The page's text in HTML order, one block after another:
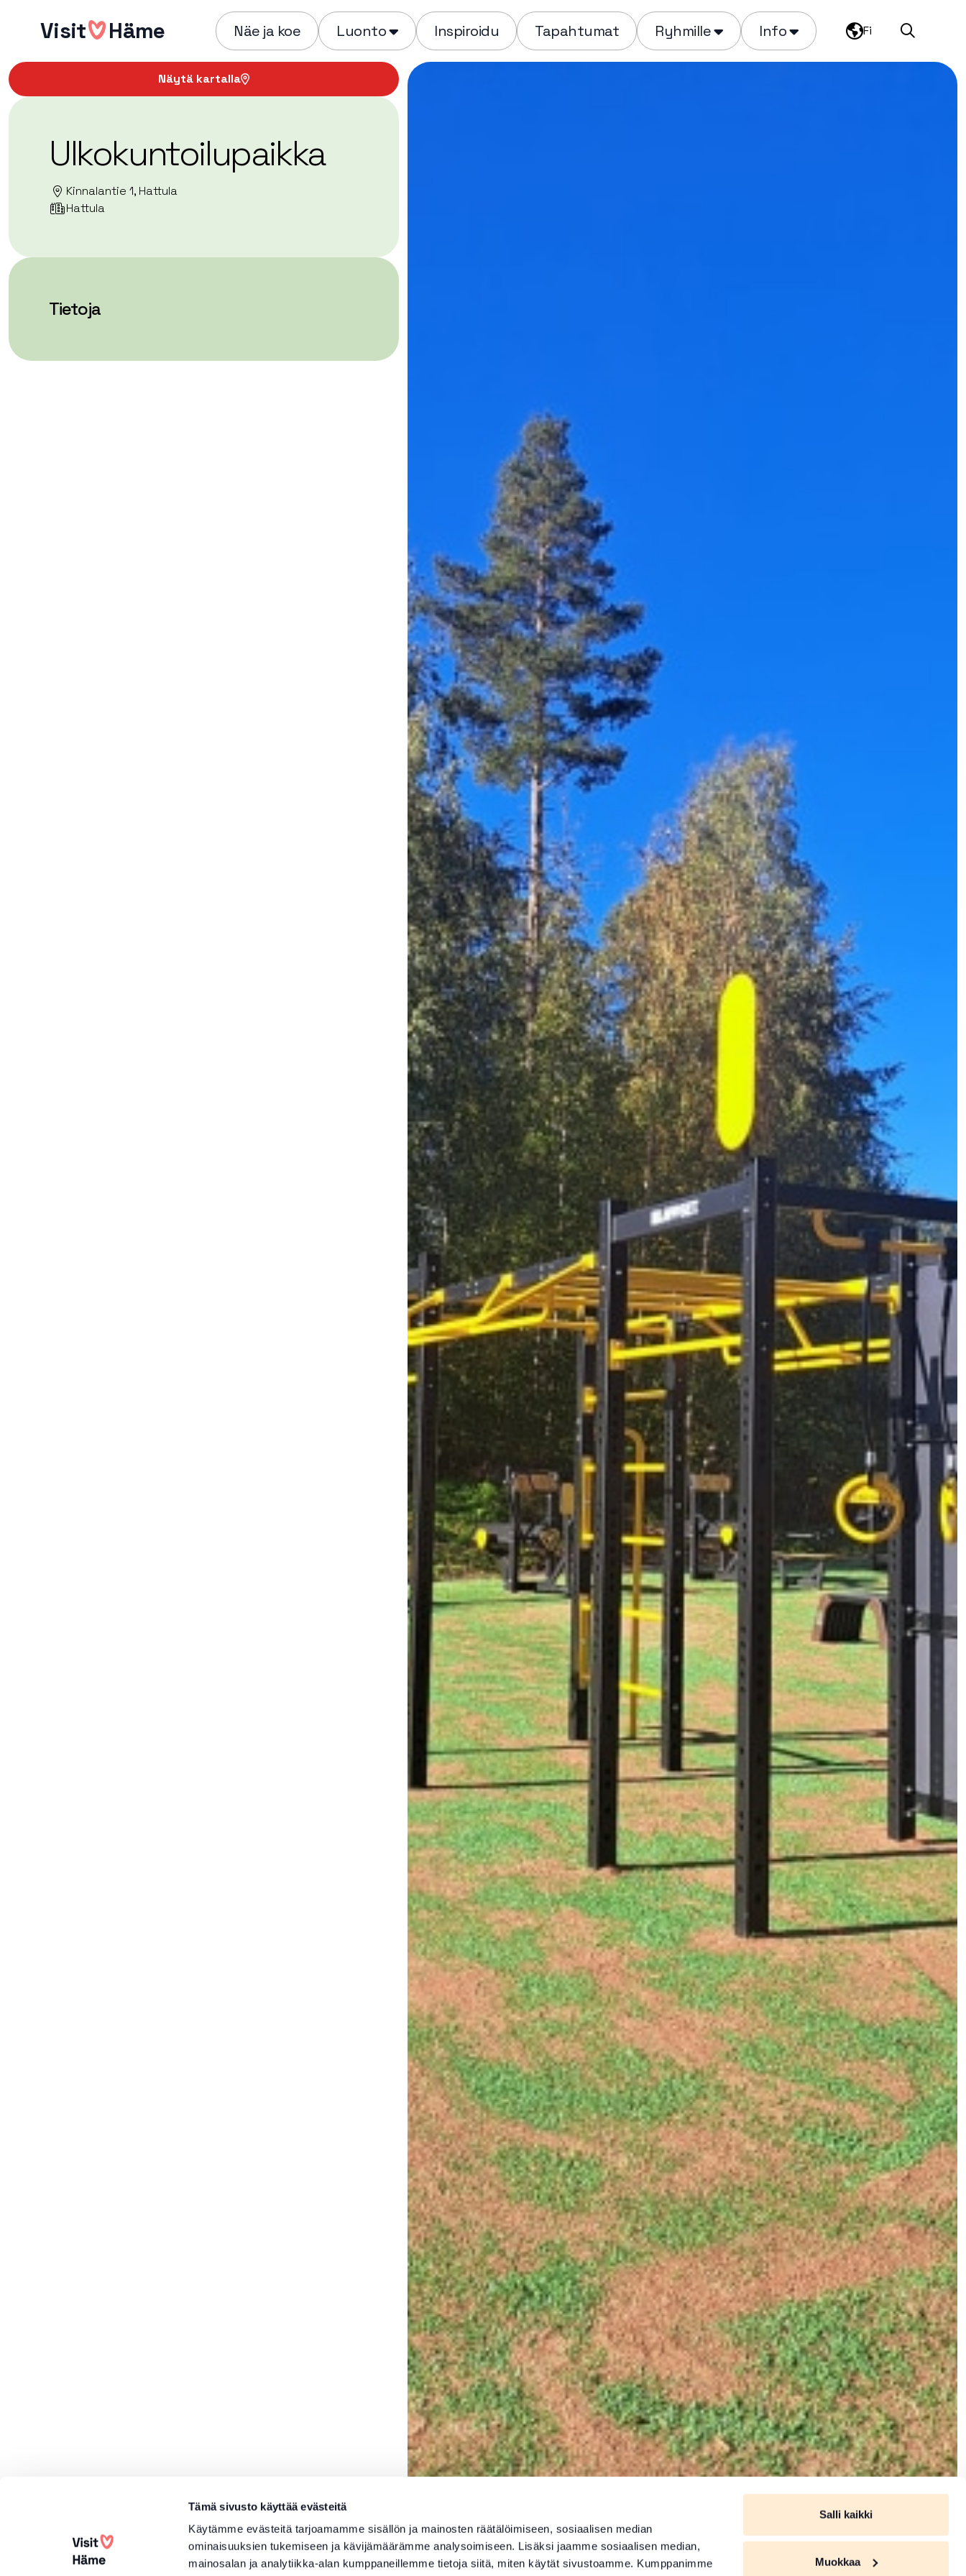
Tämä sivusto käyttää evästeitä
Käytämme evästeitä tarjoamamme sisällön ja mainosten räätälöimiseen, sosiaalisen median
ominaisuuksien tukemiseen ja kävijämäärämme analysoimiseen. Lisäksi jaamme sosiaalisen median,
mainosalan ja analytiikka-alan kumppaneillemme tietoja siitä, miten käytät sivustoamme. Kumppanimme
Salli kaikki
Muokkaa
sisältöönVisit Häme Näe ja koe Luonto Inspiroidu Tapahtumat Ryhmille Info Fi Haku
Näytä kartalla
Ulkokuntoilupaikka
Kinnalantie 1, Hattula
Hattula
Tietoja